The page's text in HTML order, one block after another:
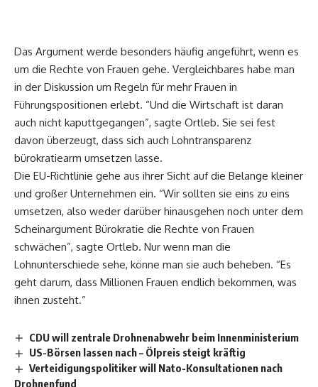
Das Argument werde besonders häufig angeführt, wenn es
um die Rechte von Frauen gehe. Vergleichbares habe man
in der Diskussion um Regeln für mehr Frauen in
Führungspositionen erlebt. “Und die Wirtschaft ist daran
auch nicht kaputtgegangen”, sagte Ortleb. Sie sei fest
davon überzeugt, dass sich auch Lohntransparenz
bürokratiearm umsetzen lasse.
Die EU-Richtlinie gehe aus ihrer Sicht auf die Belange kleiner
und großer Unternehmen ein. “Wir sollten sie eins zu eins
umsetzen, also weder darüber hinausgehen noch unter dem
Scheinargument Bürokratie die Rechte von Frauen
schwächen”, sagte Ortleb. Nur wenn man die
Lohnunterschiede sehe, könne man sie auch beheben. “Es
geht darum, dass Millionen Frauen endlich bekommen, was
ihnen zusteht.”
CDU will zentrale Drohnenabwehr beim Innenministerium
US-Börsen lassen nach – Ölpreis steigt kräftig
Verteidigungspolitiker will Nato-Konsultationen nach
Drohnenfund